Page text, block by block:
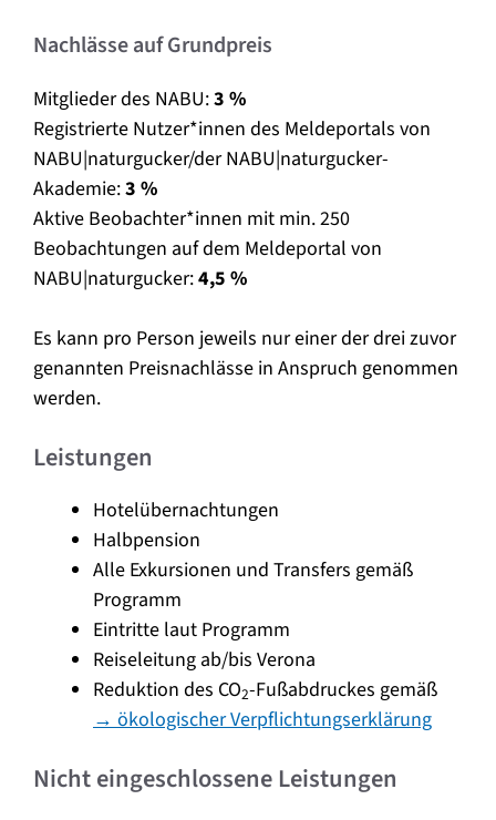
Nachlässe auf Grundpreis
Mitglieder des NABU:3 %
Registrierte Nutzer*innen des Meldeportals von
NABU|naturgucker/der NABU|naturgucker-
Akademie:3 %
Aktive Beobachter*innen mit min. 250
Beobachtungen auf dem Meldeportal von
NABU|naturgucker:4,5 %
Es kann pro Person jeweils nur einer der drei zuvor
genannten Preisnachlässe in Anspruch genommen
werden.
Leistungen
Hotelübernachtungen
Halbpension
Alle Exkursionen und Transfers gemäß
Programm
Eintritte laut Programm
Reiseleitung ab/bis Verona
Reduktion des CO2-Fußabdruckes gemäß
→ ökologischer Verpflichtungserklärung
Nicht eingeschlossene Leistungen